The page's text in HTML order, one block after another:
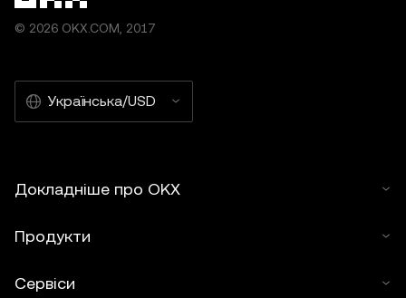
© 2026 OKX.COM, 2017
Українська/USD
Докладніше про OKX
Продукти
Сервіси